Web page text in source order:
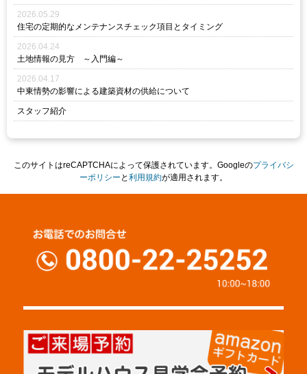
2026.05.29
住宅の定期的なメンテナンスチェック項目とタイミング
2026.04.24
土地情報の見方 ～入門編～
2026.04.17
中東情勢の影響による建築資材の供給について
スタッフ紹介
このサイトはreCAPTCHAによって保護されています。Googleのプライバシ
ーポリシー と利用規約が適用されます。